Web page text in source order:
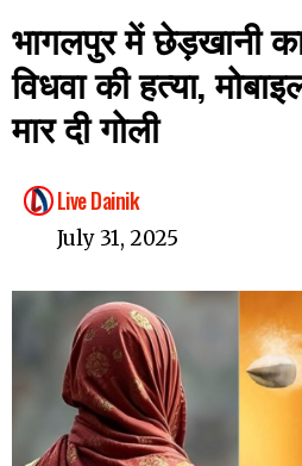
भागलपुर में छेड़खानी
विधवा की हत्या,
मार दी गोली
Live Dainik
July 31, 2025